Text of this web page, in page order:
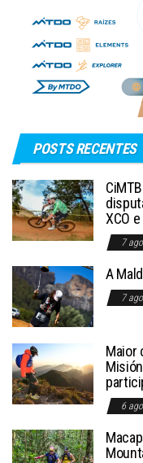
POSTS RECENTES
XCO
7
A
7
Maior
6